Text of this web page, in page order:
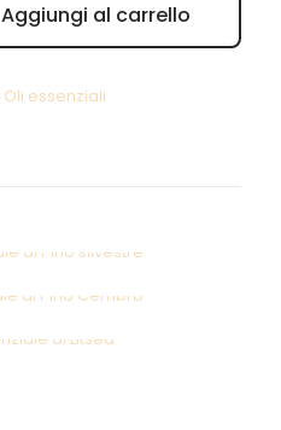
Aggiungi al carrello
Oli essenziali